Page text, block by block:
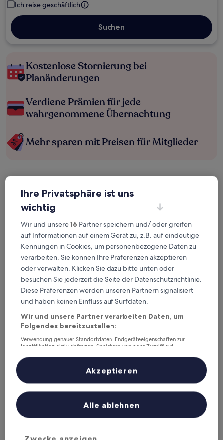
Ich reise geschäftlich
Suchen
Kostenlose Stornierung bei
Planänderungen
Verdiene Prämien für jede
wahrgenommene Übernachtung
Mehr sparen mit Preisen für Mitglieder
Überprüfe die Preise für diese Daten
Heute
6. Aug. - 7. Aug.
Morgen
7. Aug. - 8. Aug.
Dieses Wochenende
7. Aug. - 9. Aug.
Nächstes Wochenende
14. Aug. - 16. Aug.
Top 5 Familienhotels in
Burlington auf einen Blick
Holiday Inn Express South Burlington Downtown by IHG— 3.5-
Sterne-Hotel in South Burlington. Gästebewertung: 8,8/10 —
La Quinta Inn & Suites By Wyndham Williston/Burlington
Sterne-Hotel in Williston North. Gästebewertung: 9,2/10 —
Wunderbar.
Gästebewertung: 6,6/10.
Comfort Inn & Suites South Burlington near University
— 2.5-
Sterne-Hotel in South Burlington. Gästebewertung: 7,8/10 —
Gut.
Hotel Champlain Burlington, Curio Collection by Hilton
— 3.5-
Sterne-Hotel in Innenstadt Burlington. Gästebewertung: 8,4/10
Ihre Privatsphäre ist uns
wichtig
Wir und unsere16 Partner speichern und/ oder greifen
auf Informationen auf einem Gerät zu, z.B. auf eindeutige
Kennungen in Cookies, um personenbezogene Daten zu
verarbeiten. Sie können Ihre Präferenzen akzeptieren
oder verwalten. Klicken Sie dazu bitte unten oder
besuchen Sie jederzeit die Seite der Datenschutzrichtlinie.
Diese Präferenzen werden unseren Partnern signalisiert
und haben keinen Einfluss auf Surfdaten.
Wir und unsere Partner verarbeiten Daten, um
Folgendes bereitzustellen:
Verwendung genauer Standortdaten. Endgeräteeigenschaften zur
Identifikation aktiv abfragen. Speichern von oder Zugriff auf
Inhalte, Messung von Werbeleistung und der Performance von Inhalten,
Zielgruppenforschung sowie Entwicklung und Verbesserung von
Liste der Partner (Lieferanten)
Alle ablehnen
Akzeptieren